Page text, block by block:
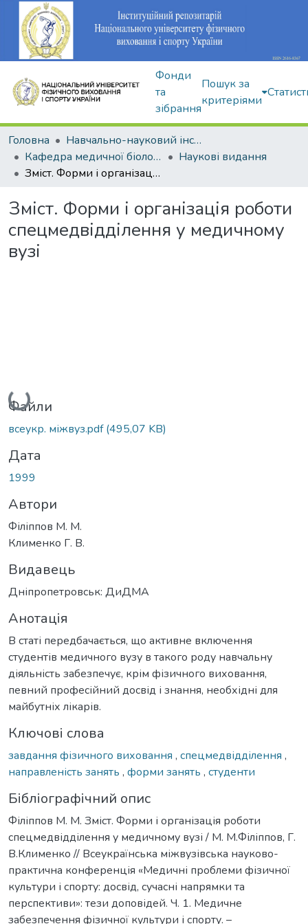
Фонди
та
зібрання
Пошук за
критеріями
Головна
Навчально-науковий інститут здоров'я, реабілітації та фізичного виховання
Кафедра медичної біології та спортивної дієтології
Наукові видання
Зміст. Форми і організація роботи спецмедвідділення у медичному вузі
Зміст. Форми і організація роботи
спецмедвідділення у медичному
вузі
Вантажиться...
Файли
всеукр. міжвуз.pdf(495,07 KB)
Дата
1999
Автори
Філіппов М. М.
Клименко Г. В.
Видавець
Дніпропетровськ: ДиДМА
Анотація
В статі передбачається, що активне включення
студентів медичного вузу в такого роду навчальну
діяльність забезпечує, крім фізичного виховання,
певний професійний досвід і знання, необхідні для
майбутніх лікарів.
Ключові слова
завдання фізичного виховання , спецмедвідділення ,
направленість занять , форми занять , студенти
Бібліографічний опис
Філіппов М. М. Зміст. Форми і організація роботи
спецмедвідділення у медичному вузі / М. М.Філіппов, Г.
В.Клименко // Всеукраїнська міжвузівська науково-
практична конференція «Медичні проблеми фізичної
культури і спорту: досвід, сучасні напрямки та
перспективи»: тези доповідей. Ч. 1. Медичне
забезпечення фізичної культури і спорту. –